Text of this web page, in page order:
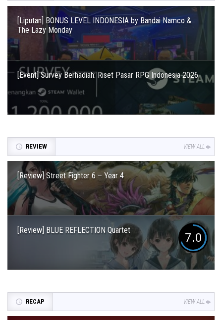
[Liputan] BONUS LEVEL INDONESIA by Bandai Namco &
The Lazy Monday
[Event] Survey Berhadiah: Riset Pasar RPG Indonesia 2026
REVIEW VIEW ALL
[Review] Street Fighter 6 – Year 4
[Review] BLUE REFLECTION Quartet 7.0
RECAP VIEW ALL